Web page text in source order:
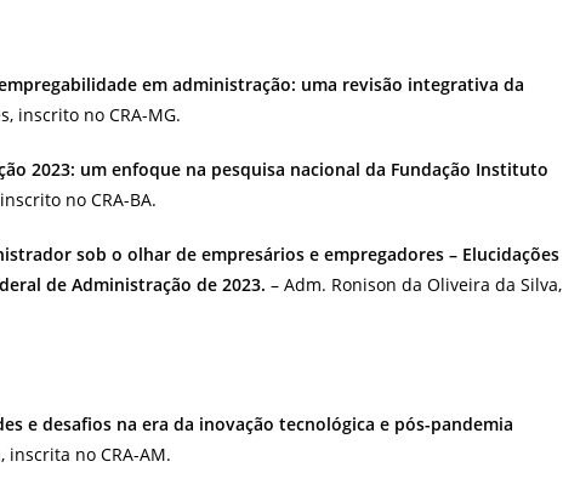
em administração: uma revisão integrativa da
inscrito no CRA-MG.
2023: um enfoque na pesquisa nacional da Fundação Instituto
no CRA-BA.
sob o olhar de empresários e empregadores – Elucidações
de Administração de 2023. – Adm. Ronison da Oliveira da Silva,
e desafios na era da inovação tecnológica e pós-pandemia
inscrita no CRA-AM.